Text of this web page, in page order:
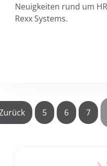
Neuigkeiten rund um
Rexx Systems.
5 6 7